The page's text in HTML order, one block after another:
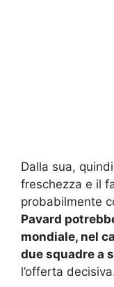
Dalla sua,
freschezza e il
probabilmente
Pavard
mondiale, nel
due squadre a
l’offerta